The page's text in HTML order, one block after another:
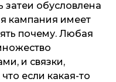
затеи обусловлена
кампания имеет
почему. Любая
и связки,
если какая-то